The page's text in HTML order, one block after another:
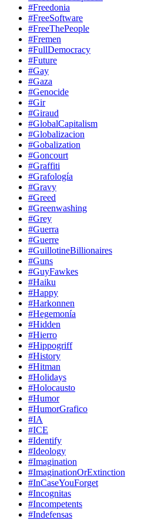
#Freedonia
#FreeSoftware
#FreeThePeople
#Fremen
#FullDemocracy
#Future
#Gay
#Gaza
#Genocide
#Gir
#Giraud
#GlobalCapitalism
#Globalizacion
#Gobalization
#Goncourt
#Graffiti
#Grafología
#Gravy
#Greed
#Greenwashing
#Grey
#Guerra
#Guerre
#GuillotineBillionaires
#Guns
#GuyFawkes
#Haiku
#Happy
#Harkonnen
#Hegemonía
#Hidden
#Hierro
#Hippogriff
#History
#Hitman
#Holidays
#Holocausto
#Humor
#HumorGrafico
#IA
#ICE
#Identify
#Ideology
#Imagination
#ImaginationOrExtinction
#InCaseYouForget
#Incognitas
#Incompetents
#Indefensas